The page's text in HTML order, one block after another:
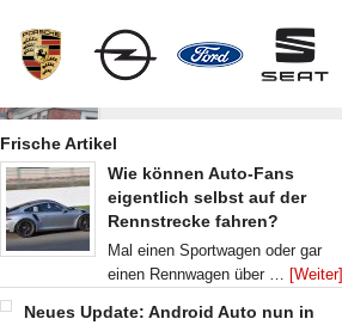
Frische Artikel
Wie können Auto-Fans
eigentlich selbst auf der
Rennstrecke fahren?
Mal einen Sportwagen oder gar
einen Rennwagen über … [Weiter]
Neues Update: Android Auto nun in